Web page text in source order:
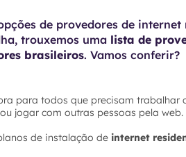
de provedores de
trouxemos uma lista de
brasileiros. Vamos conferir?
para todos que precisam trabalhar
jogar com outras pessoas pela web.
de instalação de internet